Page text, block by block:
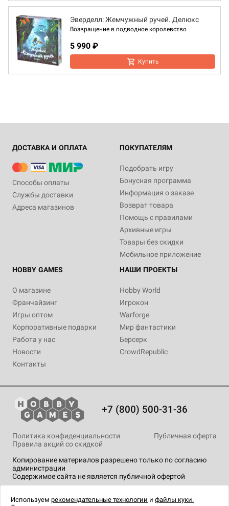
Эверделл: Жемчужный ручей. Делюкс
Возвращение в подводное королевство
5 990 ₽
Купить
ДОСТАВКА И ОПЛАТА
Способы оплаты
Службы доставки
Адреса магазинов
ПОКУПАТЕЛЯМ
Подобрать игру
Бонусная программа
Информация о заказе
Возврат товара
Помощь с правилами
Архивные игры
Товары без скидки
Мобильное приложение
HOBBY GAMES
О магазине
Франчайзинг
Игры оптом
Корпоративные подарки
Работа у нас
Новости
Контакты
НАШИ ПРОЕКТЫ
Hobby World
Игрокон
Warforge
Мир фантастики
Берсерк
CrowdRepublic
+7 (800) 500-31-36
Копирование материалов разрешено только по согласию
администрации
Содержимое сайта не является публичной офертой
Политика конфиденциальности
Публичная оферта
Правила акций со скидкой
технологии.
Используем рекомендательные технологии и файлы куки.